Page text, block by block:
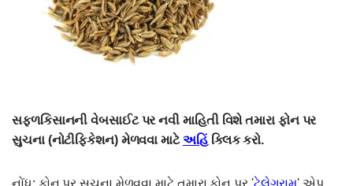
સફ્ળકિસાનની વેબસાઈટ પર નવી માહિતી વિશે તમારા ફોન પર
સુચના (નોટીફિકેશન) મેળવવા માટેઅહિંક્લિક કરો.
નોંધ: ફોન પર સુચના મેળવવા માટે તમારા ફોન પર 'ટેલેગ્રામ' એપ